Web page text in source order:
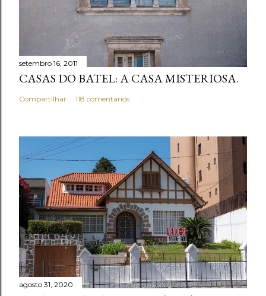
setembro 16, 2011
CASAS DO BATEL: A CASA MISTERIOSA.
Compartilhar 118 comentários
agosto 31, 2020